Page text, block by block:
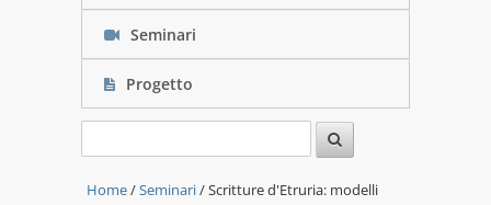
Seminari
Progetto
Home/Seminari/ Scritture d'Etruria: modelli